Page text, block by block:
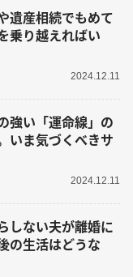
遺産相続でもめて
乗り越えればい
2024.12.11
強い「運命線」の
いま気づくべきサ
2024.12.11
しない夫が離婚に
の生活はどうな